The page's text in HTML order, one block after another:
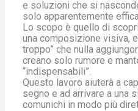
e soluzioni che si
solo apparentemente
Lo scopo è quello di
una composizione visiva,
troppo” che nulla
creano solo rumore e
“indispensabili”.
Questo lavoro aiuterà a
segno e ad arrivare a una
comunichi in modo più